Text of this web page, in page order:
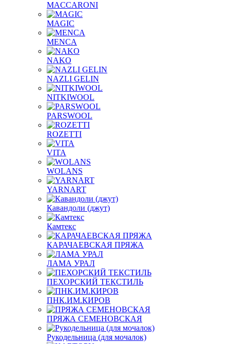
MACCARONI
MAGIC
MENCA
NAKO
NAZLI GELIN
NITKIWOOL
PARSWOOL
ROZETTI
VITA
WOLANS
YARNART
Кавандоли (джут)
Камтекс
КАРАЧАЕВСКАЯ ПРЯЖА
ЛАМА УРАЛ
ПЕХОРСКИЙ ТЕКСТИЛЬ
ПНК.ИМ.КИРОВ
ПРЯЖА СЕМЕНОВСКАЯ
Рукодельница (для мочалок)